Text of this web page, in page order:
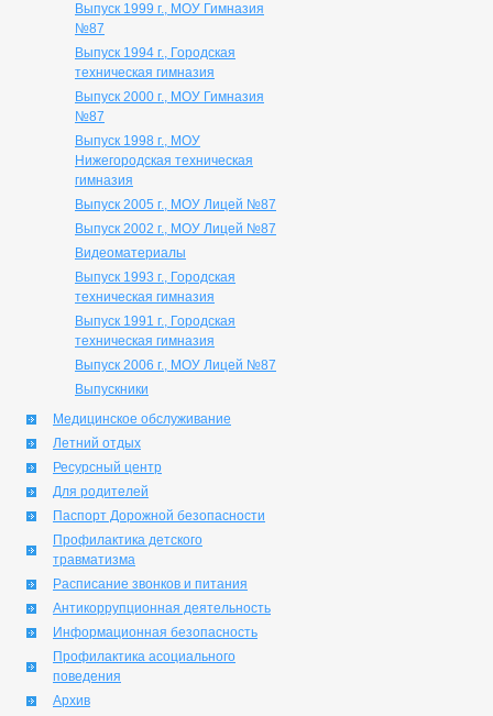
Выпуск 1999 г., МОУ Гимназия
№87
Выпуск 1994 г., Городская
техническая гимназия
Выпуск 2000 г., МОУ Гимназия
№87
Выпуск 1998 г., МОУ
Нижегородская техническая
гимназия
Выпуск 2005 г., МОУ Лицей №87
Выпуск 2002 г., МОУ Лицей №87
Видеоматериалы
Выпуск 1993 г., Городская
техническая гимназия
Выпуск 1991 г., Городская
техническая гимназия
Выпуск 2006 г., МОУ Лицей №87
Выпускники
Медицинское обслуживание
Летний отдых
Ресурсный центр
Для родителей
Паспорт Дорожной безопасности
Профилактика детского
травматизма
Расписание звонков и питания
Антикоррупционная деятельность
Информационная безопасность
Профилактика асоциального
поведения
Архив